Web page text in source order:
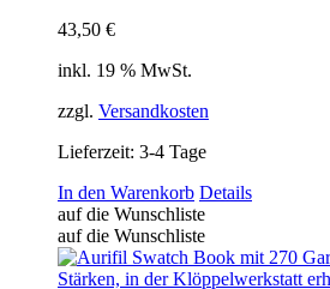
43,50 €
inkl. 19 % MwSt.
zzgl. Versandkosten
Lieferzeit: 3-4 Tage
In den Warenkorb Details
auf die Wunschliste
auf die Wunschliste